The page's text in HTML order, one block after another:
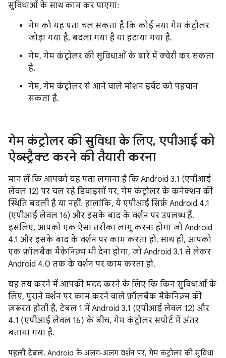
सुविधाओं के साथ काम कर पाएगा:
गेम को यह पता चल सकता है कि कोई नया गेम कंट्रोलर
जोड़ा गया है, बदला गया है या हटाया गया है.
गेम, गेम कंट्रोलर की सुविधाओं के बारे में क्वेरी कर सकता
है.
गेम, गेम कंट्रोलर से आने वाले मोशन इवेंट को पहचान
सकता है.
गेम कंट्रोलर की सुविधा के लिए, एपीआई को
ऐब्स्ट्रैक्ट करने की तैयारी करना
मान लें कि आपको यह पता लगाना है कि Android 3.1 (एपीआई
लेवल 12) पर चल रहे डिवाइसों पर, गेम कंट्रोलर के कनेक्शन की
स्थिति बदली है या नहीं. हालांकि, ये एपीआई सिर्फ़ Android 4.1
(एपीआई लेवल 16) और इसके बाद के वर्शन पर उपलब्ध हैं.
इसलिए, आपको एक ऐसा तरीका लागू करना होगा जो Android
4.1 और इसके बाद के वर्शन पर काम करता हो. साथ ही, आपको
एक फ़ॉलबैक मैकेनिज़्म भी देना होगा, जो Android 3.1 से लेकर
Android 4.0 तक के वर्शन पर काम करता हो.
यह तय करने में आपकी मदद करने के लिए कि किन सुविधाओं के
लिए, पुराने वर्शन पर काम करने वाले फ़ॉलबैक मैकेनिज़्म की
ज़रूरत होती है, टेबल 1 में Android 3.1 (एपीआई लेवल 12) और
4.1 (एपीआई लेवल 16) के बीच, गेम कंट्रोलर सपोर्ट में अंतर
बताया गया है.
पहली टेबल. Android के अलग-अलग वर्शन पर, गेम कंट्रोलर की सुविधा